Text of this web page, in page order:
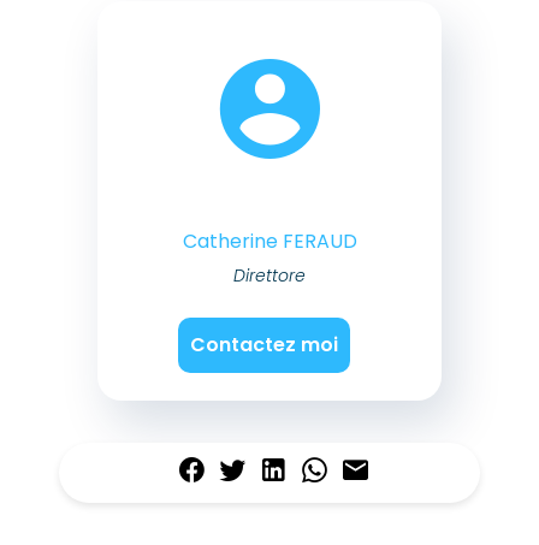
Catherine FERAUD
Direttore
Contactez moi